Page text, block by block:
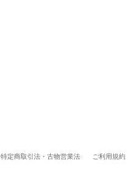
特定商取引法・古物営業法 ご利用規約